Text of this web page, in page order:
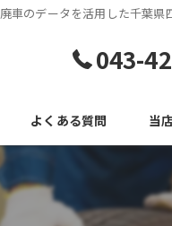
廃車のデータを活用した千葉
043-
よくある質問 当
自